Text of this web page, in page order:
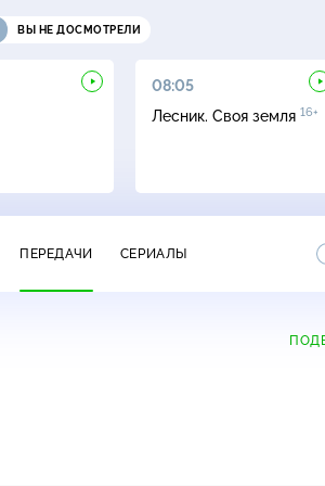
ВЫ НЕ ДОСМОТРЕЛИ
08:05
Лесник. Своя земля 16+
ПЕРЕДАЧИ СЕРИАЛЫ